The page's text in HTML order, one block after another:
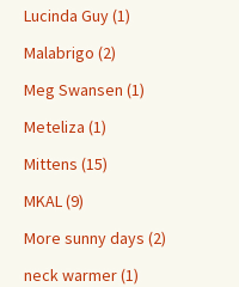
Lucinda Guy (1)
Malabrigo (2)
Meg Swansen (1)
Meteliza (1)
Mittens (15)
MKAL (9)
More sunny days (2)
neck warmer (1)